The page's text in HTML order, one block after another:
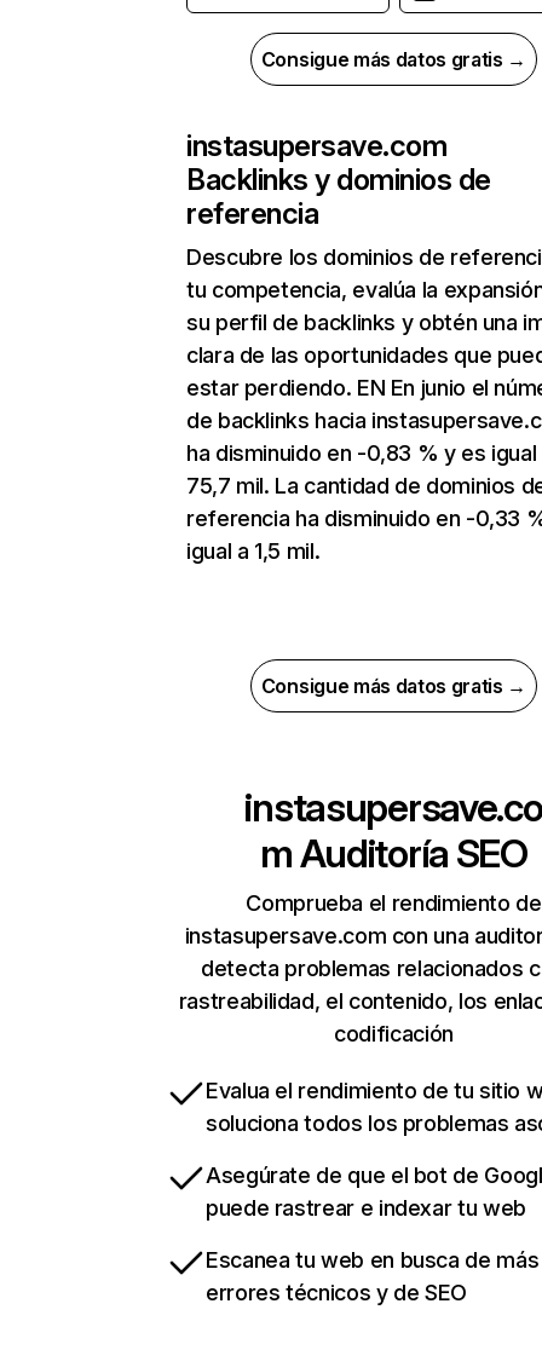
Consigue más datos gratis →
instasupersave.com
Backlinks y dominios de
referencia
Descubre los dominios de
tu competencia, evalúa la
su perfil de backlinks y obtén una
clara de las oportunidades que
estar perdiendo. EN En junio el
de backlinks hacia
ha disminuido en -0,83 % y es igual
75,7 mil. La cantidad de dominios
referencia ha disminuido en -0,33
igual a 1,5 mil.
Consigue más datos gratis →
instasupersave.co
mAuditoría SEO
Comprueba el rendimiento de
instasupersave.com con una
detecta problemas relacionados
rastreabilidad, el contenido, los
codificación
Evalua el rendimiento de tu sitio
soluciona todos los problemas
Asegúrate de que el bot de
puede rastrear e indexar tu web
Escanea tu web en busca de
errores técnicos y de SEO